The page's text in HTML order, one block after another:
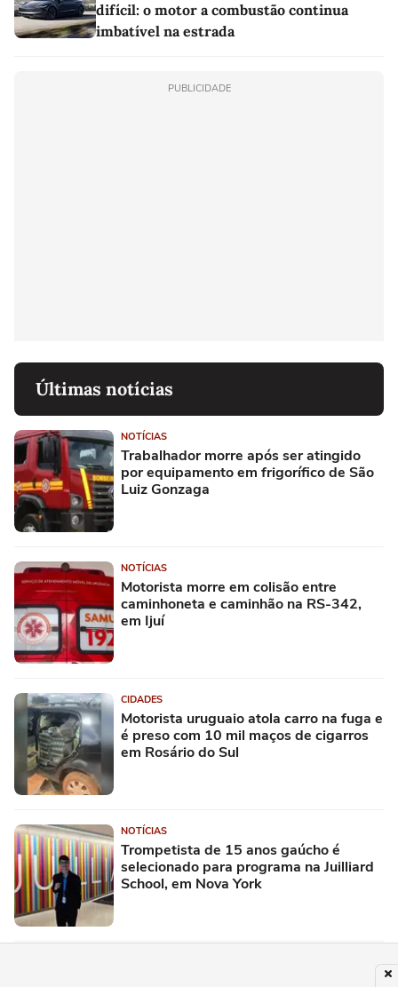
difícil: o motor a combustão continua
imbatível na estrada
PUBLICIDADE
Últimas notícias
NOTÍCIAS
Trabalhador morre após ser atingido
por equipamento em frigorífico de São
Luiz Gonzaga
NOTÍCIAS
Motorista morre em colisão entre
caminhoneta e caminhão na RS-342,
em Ijuí
CIDADES
Motorista uruguaio atola carro na fuga e
é preso com 10 mil maços de cigarros
em Rosário do Sul
NOTÍCIAS
Trompetista de 15 anos gaúcho é
selecionado para programa na Juilliard
School, em Nova York